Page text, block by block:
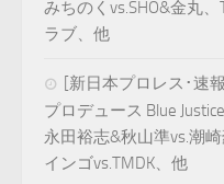
みちのくvs.SHO&金丸
ラブ、他
[新日本プロレス･速
プロデュース Blue
永田裕志&秋山準vs.潮
インゴvs.TMDK、他